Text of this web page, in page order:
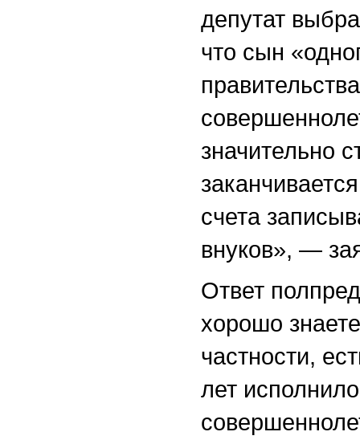
депутат
что сын
значительно
счета
внуков», —
Ответ
хорошо
частности,
лет